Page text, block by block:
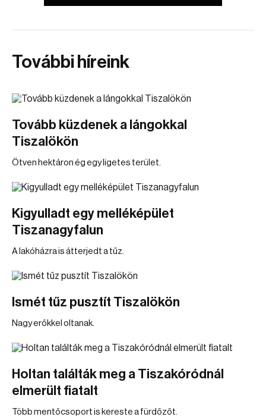
További híreink
Tovább küzdenek a lángokkal
Tiszalökön
Ötven hektáron ég egy ligetes terület.
Kigyulladt egy melléképület
Tiszanagyfalun
A lakóházra is átterjedt a tűz.
Ismét tűz pusztít Tiszalökön
Nagy erőkkel oltanak.
Holtan találták meg a Tiszakóródnál
elmerült fiatalt
Több mentőcsoport is kereste a fürdőzőt.